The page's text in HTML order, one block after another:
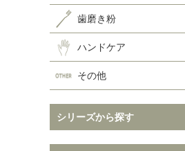
スキャルプケア
ホームケア
歯磨き粉
ハンドケア
その他
シリーズから探す